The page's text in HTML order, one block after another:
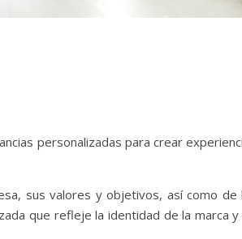
personalizadas para crear
sus valores y objetivos, así como de
que refleje la identidad de la marca y